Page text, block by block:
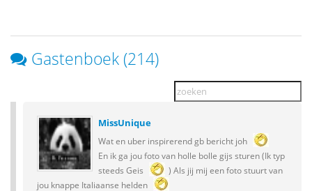
Gastenboek (214)
MissUnique
Wat en uber inspirerend gb bericht joh
En ik ga jou foto van holle bolle gijs sturen (Ik typ
steeds Geis
) Als jij mij een foto stuurt van
jou knappe Italiaanse helden